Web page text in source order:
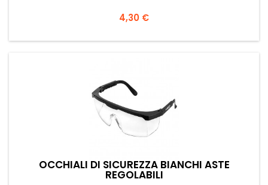
Prezzo
4,30 €
OCCHIALI DI SICUREZZA BIANCHI ASTE
REGOLABILI